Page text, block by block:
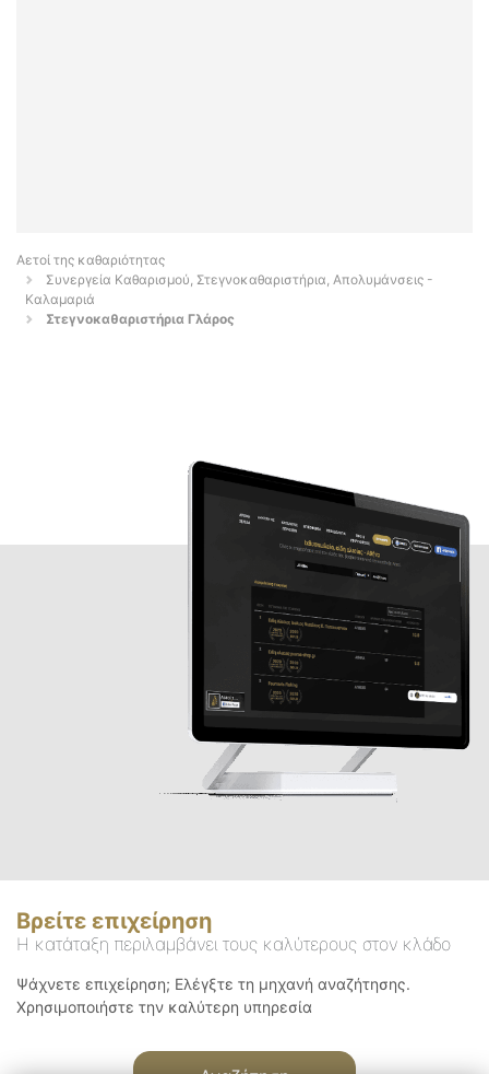
Αετοί της καθαριότητας
Συνεργεία Καθαρισμού, Στεγνοκαθαριστήρια, Απολυμάνσεις -
Καλαμαριά
Στεγνοκαθαριστήρια Γλάρος
Βρείτε επιχείρηση
Η κατάταξη περιλαμβάνει τους καλύτερους στον κλάδο
Ψάχνετε επιχείρηση; Ελέγξτε τη μηχανή αναζήτησης.
Χρησιμοποιήστε την καλύτερη υπηρεσία